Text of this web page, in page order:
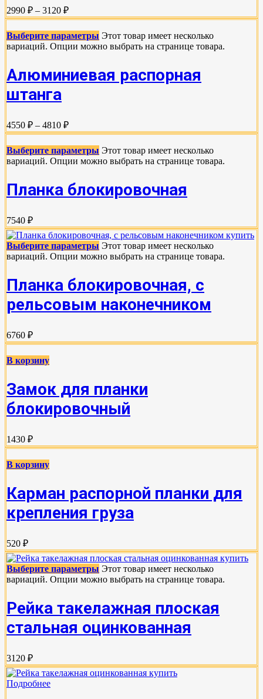
2990 ₽ – 3120 ₽
Выберите параметры Этот товар имеет несколько
вариаций. Опции можно выбрать на странице товара.
Алюминиевая распорная
штанга
4550 ₽ – 4810 ₽
Выберите параметры Этот товар имеет несколько
вариаций. Опции можно выбрать на странице товара.
Планка блокировочная
7540 ₽
Выберите параметры Этот товар имеет несколько
вариаций. Опции можно выбрать на странице товара.
Планка блокировочная, с
рельсовым наконечником
6760 ₽
В корзину
Замок для планки
блокировочный
1430 ₽
В корзину
Карман распорной планки для
крепления груза
520 ₽
Выберите параметры Этот товар имеет несколько
вариаций. Опции можно выбрать на странице товара.
Рейка такелажная плоская
стальная оцинкованная
3120 ₽
Подробнее